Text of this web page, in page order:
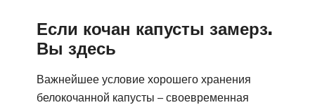
Если кочан капусты замерз.
Вы здесь
Важнейшее условие хорошего хранения
белокочанной капусты – своевременная